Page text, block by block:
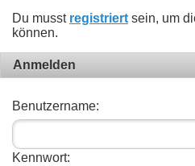
Du musst registriert sein, um
können.
Anmelden
Benutzername:
Kennwort: